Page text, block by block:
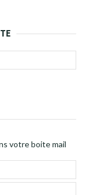
votre boite mail